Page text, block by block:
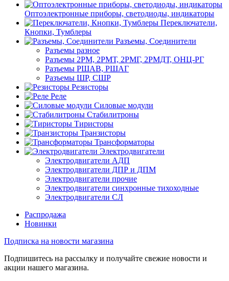
Оптоэлектронные приборы, светодиоды, индикаторы
Переключатели,
Кнопки, Тумблеры
Разъемы, Соединители
Разъемы разное
Разъемы 2РМ, 2РМТ, 2РМГ, 2РМДТ, ОНЦ-РГ
Разъемы РШАВ, РШАГ
Разъемы ШР, СШР
Резисторы
Реле
Силовые модули
Стабилитроны
Тиристоры
Транзисторы
Трансформаторы
Электродвигатели
Электродвигатели АДП
Электродвигатели ДПР и ДПМ
Электродвигатели прочие
Электродвигатели синхронные тихоходные
Электродвигатели СЛ
Распродажа
Новинки
Подписка на новости магазина
Подпишитесь на рассылку и получайте свежие новости и
акции нашего магазина.